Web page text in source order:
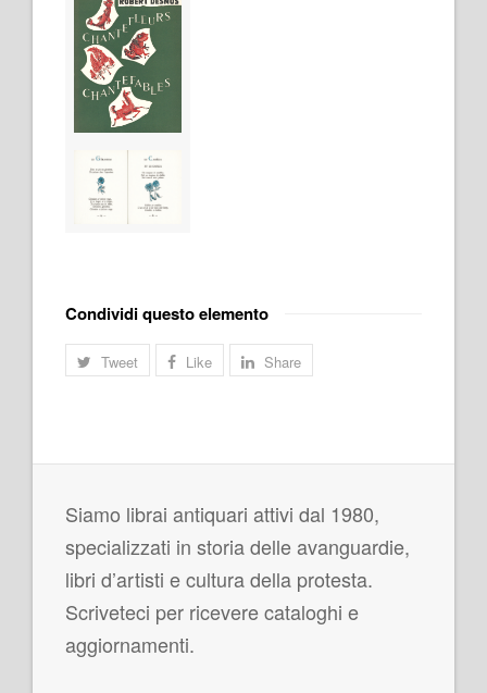
Condividi questo elemento
Tweet Like Share
Siamo librai antiquari attivi dal 1980,
specializzati in storia delle avanguardie,
libri d’artisti e cultura della protesta.
Scriveteci per ricevere cataloghi e
aggiornamenti.